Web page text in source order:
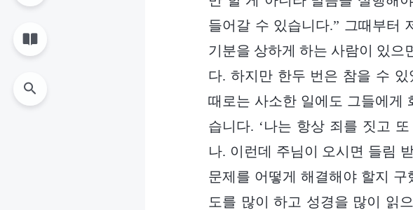
들어갈 수 있습니다.” 그때부터
기분을 상하게 하는 사람이 있으
다. 하지만 한두 번은 참을 수
때로는 사소한 일에도 그들에게
습니다. ‘나는 항상 죄를 짓고
나. 이런데 주님이 오시면 들림
문제를 어떻게 해결해야 할지 구
도를 많이 하고 성경을 많이 읽